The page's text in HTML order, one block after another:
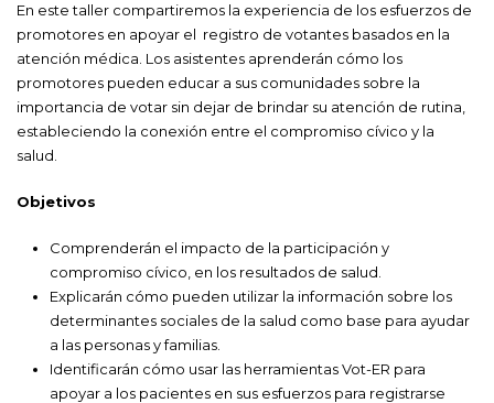
En este taller compartiremos la experiencia de los esfuerzos de
promotores en apoyar el registro de votantes basados en la
atención médica. Los asistentes aprenderán cómo los
promotores pueden educar a sus comunidades sobre la
importancia de votar sin dejar de brindar su atención de rutina,
estableciendo la conexión entre el compromiso cívico y la
salud.
Objetivos
Comprenderán el impacto de la participación y
compromiso cívico, en los resultados de salud.
Explicarán cómo pueden utilizar la información sobre los
determinantes sociales de la salud como base para ayudar
a las personas y familias.
Identificarán cómo usar las herramientas Vot-ER para
apoyar a los pacientes en sus esfuerzos para registrarse